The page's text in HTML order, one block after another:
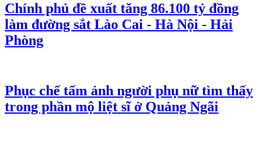
Chính phủ đề xuất tăng 86.100 tỷ đồng
làm đường sắt Lào Cai - Hà Nội - Hải
Phòng
Phục chế tấm ảnh người phụ nữ tìm thấy
trong phần mộ liệt sĩ ở Quảng Ngãi